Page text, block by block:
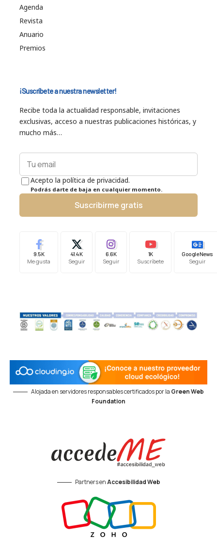
Agenda
Revista
Anuario
Premios
¡Suscríbete a nuestra newsletter!
Recibe toda la actualidad responsable, invitaciones
exclusivas, acceso a nuestras publicaciones históricas, y
mucho más…
Acepto la política de privacidad.
Podrás darte de baja en cualquier momento.
Suscribirme gratis
9.5K
Me gusta
41.4K
Seguir
6.6K
Seguir
1K
Suscríbete
Google News
Seguir
Alojada en servidores responsables certificados por la Green Web
Foundation
Partners enAccesibilidad Web